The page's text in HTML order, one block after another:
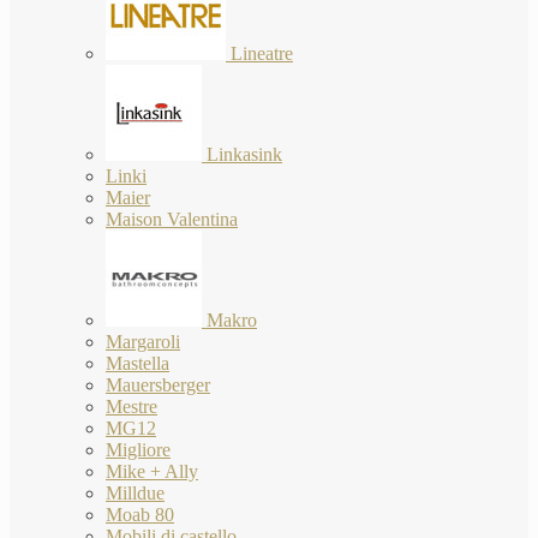
Lineatre
Linkasink
Linki
Maier
Maison Valentina
Makro
Margaroli
Mastella
Mauersberger
Mestre
MG12
Migliore
Mike + Ally
Milldue
Moab 80